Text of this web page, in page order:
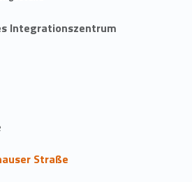
Integrationszentrum
Straße